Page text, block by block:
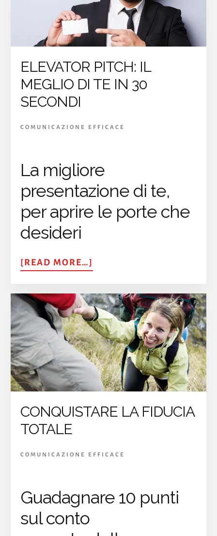
ELEVATOR PITCH: IL
MEGLIO DI TE IN 30
SECONDI
COMUNICAZIONE EFFICACE
La migliore
presentazione di te,
per aprire le porte che
desideri
[READ MORE…]
PITCH:
IL
MEGLIO
DI
TE
IN
30
CONQUISTARE LA FIDUCIA
TOTALE
COMUNICAZIONE EFFICACE
Guadagnare 10 punti
sul conto